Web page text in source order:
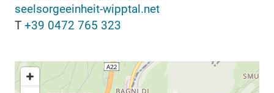
seelsorgeeinheit-wipptal.net
T +39 0472 765 323